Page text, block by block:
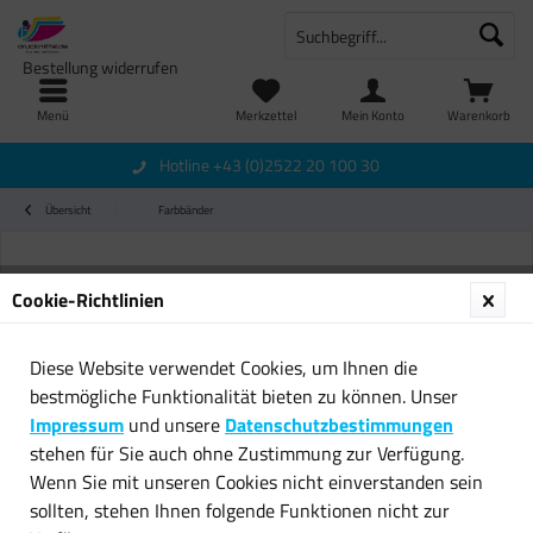
Menü Warenkorb
Merkzettel
Bestellung widerrufen
Mein Konto
Hotline +43 (0)2522 20 100 30
Übersicht Farbbänder
Cookie-Richtlinien
Diese Website verwendet Cookies, um Ihnen die
bestmögliche Funktionalität bieten zu können. Unser
Impressum und unsere Datenschutzbestimmungen
stehen für Sie auch ohne Zustimmung zur Verfügung.
Wenn Sie mit unseren Cookies nicht einverstanden sein
sollten, stehen Ihnen folgende Funktionen nicht zur